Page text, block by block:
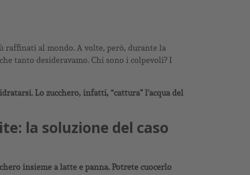
raffinati al mondo. A volte, però, durante la
tanto desideravamo. Chi sono i colpevoli? I
Lo zucchero, infatti, “cattura” l’acqua del
la soluzione del caso
insieme a latte e panna. Potrete cuocerlo